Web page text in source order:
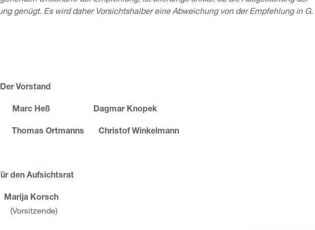
genügt. Es wird daher Vorsichtshalber eine Abweichung von der Empfehlung in G.
Marc Heß Dagmar Knopek
Ortmanns Christof Winkelmann
Korsch